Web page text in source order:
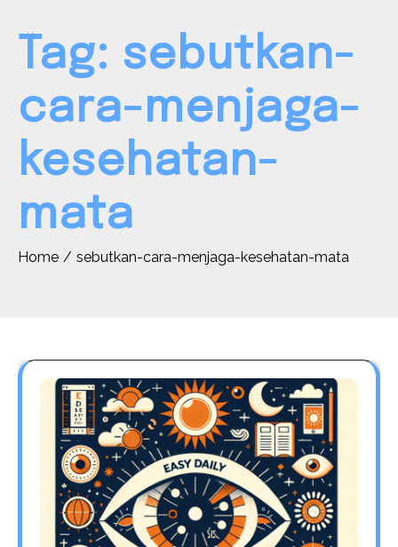
Tag: sebutkan-
cara-menjaga-
kesehatan-
mata
Home sebutkan-cara-menjaga-kesehatan-mata